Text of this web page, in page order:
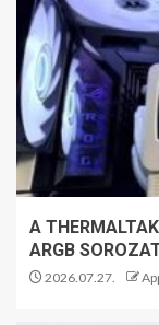
A
ARGB
2026.07.27.